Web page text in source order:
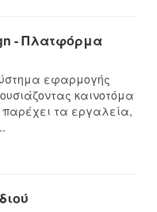
- Πλατφόρμα
εφαρμογής
καινοτόμα
τα εργαλεία,